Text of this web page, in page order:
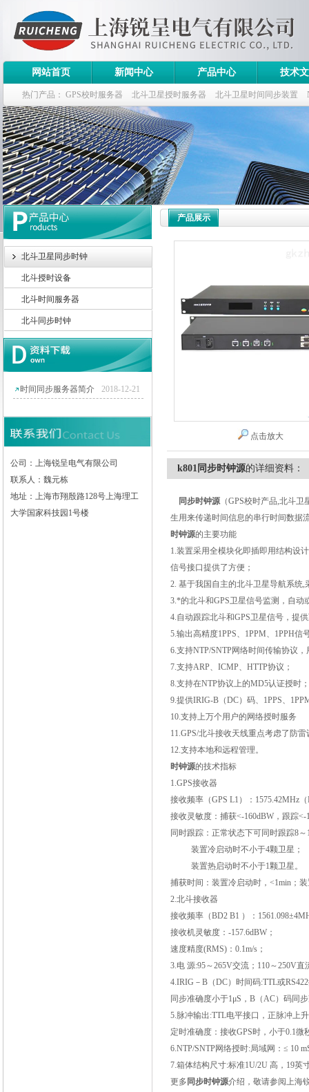
上海锐呈电气有限公司
网站首页 新闻中心 产品中心 技术
热门产品： GPS校时服务器 北斗卫星授时服务器 北斗卫星时间同步装置
斗卫星同步时钟指标
北斗卫星同步时钟
北斗授时设备
北斗时间服务器
北斗同步时钟
时间同步服务器简介 2018-12-21
公司：上海锐呈电气有限公司
联系人：魏元栋
地址：上海市翔殷路128号上海理工
大学国家科技园1号楼
产品展示
点击放大
k801同步时钟源的详细资料：
同步时钟源（GPS校时产品,北斗卫
生用来传递时间信息的串行时间数据
时钟源的主要功能
1.装置采用全模块化即插即用结构设
信号接口提供了方便；
2. 基于我国自主的北斗卫星导航系统,
3.*的北斗和GPS卫星信号监测，自动
4.自动跟踪北斗和GPS卫星信号，提
5.输出高精度1PPS、 1PPM、 1PPH信
6.支持NTP/SNTP 网络时间传输协议
7.支持ARP、 ICMP、 HTTP协议；
8.支持在NTP协议上的MD5认证授时；
9.提供IRIG-B （DC）码、 1PPS、
10.支持上万个用户的网络授时服务
11.GPS/北斗接收天线重点考虑了防
12.支持本地和远程管理。
时钟源的技术指标
1.GPS接收器
接收频率（GPS L1 ）： 1575.42MHz （
接收灵敏度：捕获<-160dBW ，跟踪<-
同时跟踪：正常状态下可同时跟踪8～
装置冷启动时不小于4颗卫星；
装置热启动时不小于1颗卫星。
捕获时间：装置冷启动时，<1min ；
2.北斗接收器
接收频率（BD2 B1 ）： 1561.098±
接收机灵敏度： -157.6dBW ；
速度精度(RMS) ： 0.1m/s ；
3.电 源:95～265V交流； 110～250V直
4.IRIG － B （DC）时间码:TTL或RS422
同步准确度小于1μS ， B （AC）码同
5. 脉冲输出 :TTL电平接口，正脉冲上
定时准确度：接收GPS时，小于0.1微
6.NTP/SNTP 网络授时:局域网：≤ 10
7.箱体结构尺寸:标准1U/2U 高， 19英
更多 同步时钟源介绍，敬请参阅上海